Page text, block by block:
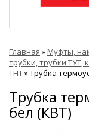
Главная »Муфты,
трубки, трубки ТУТ,
ТНТ»Трубка
Трубка
бел (КВТ)